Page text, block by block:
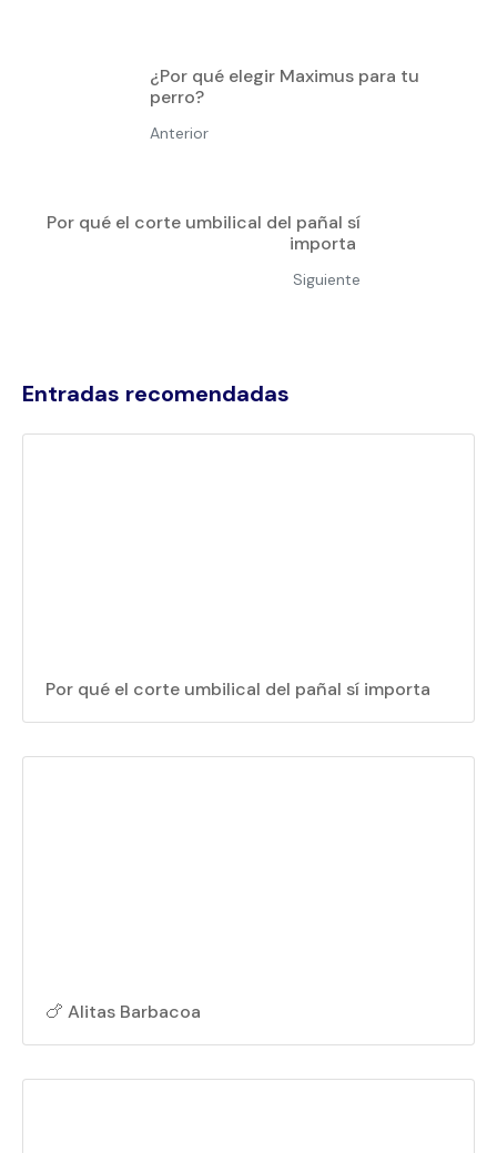
¿Por qué elegir Maximus para tu
perro?
Anterior
Por qué el corte umbilical del pañal sí
importa
Siguiente
Entradas recomendadas
Por qué el corte umbilical del pañal sí importa
🍗 Alitas Barbacoa